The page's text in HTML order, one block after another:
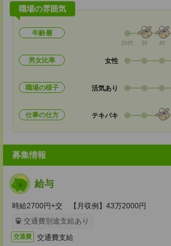
職場の雰囲気
年齢層
20代 30 40
男女比率 女性
職場の様子 活気あり
仕事の仕方 テキパキ
募集情報
給与
時給2700円+交 【月収例】43万2000円
交通費別途支給あり
交通費 交通費支給